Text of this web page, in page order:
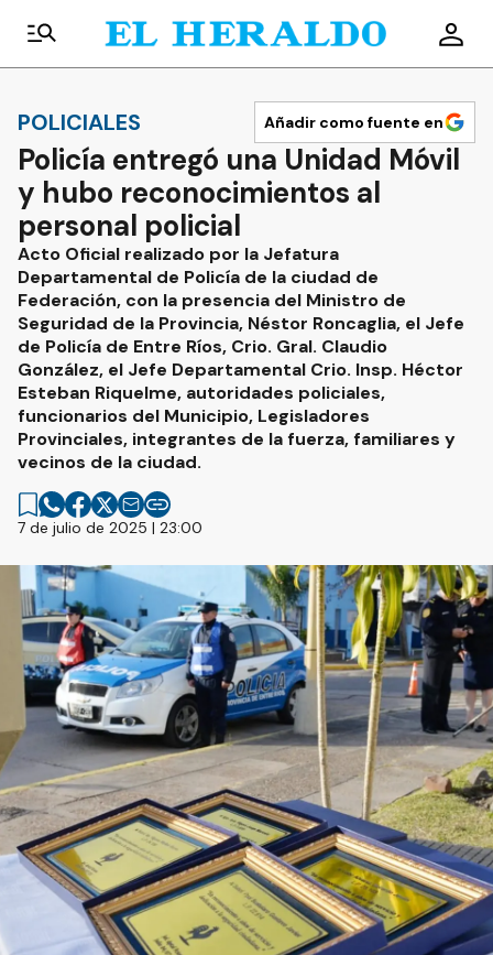
POLICIALES Añadir como fuente en
Policía entregó una Unidad Móvil
y hubo reconocimientos al
personal policial
Acto Oficial realizado por la Jefatura
Departamental de Policía de la ciudad de
Federación, con la presencia del Ministro de
Seguridad de la Provincia, Néstor Roncaglia, el Jefe
de Policía de Entre Ríos, Crio. Gral. Claudio
González, el Jefe Departamental Crio. Insp. Héctor
Esteban Riquelme, autoridades policiales,
funcionarios del Municipio, Legisladores
Provinciales, integrantes de la fuerza, familiares y
vecinos de la ciudad.
7 de julio de 2025 | 23:00